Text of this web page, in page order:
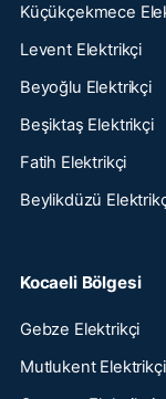
Küçükçekmece
Levent Elektrikçi
Beyoğlu Elektrikçi
Beşiktaş Elektrikçi
Fatih Elektrikçi
Beylikdüzü
Kocaeli Bölgesi
Gebze Elektrikçi
Mutlukent Elektrikçi